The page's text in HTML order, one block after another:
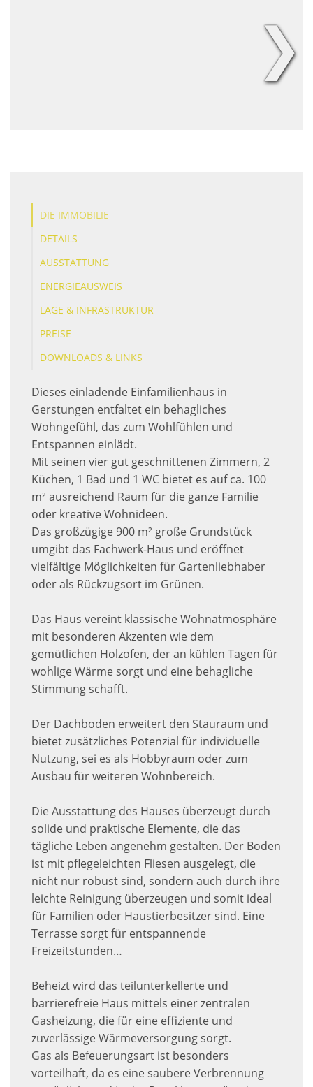
❯
DIE IMMOBILIE
DETAILS
AUSSTATTUNG
ENERGIEAUSWEIS
LAGE & INFRASTRUKTUR
PREISE
DOWNLOADS & LINKS
Dieses einladende Einfamilienhaus in
Gerstungen entfaltet ein behagliches
Wohngefühl, das zum Wohlfühlen und
Entspannen einlädt.
Mit seinen vier gut geschnittenen Zimmern, 2
Küchen, 1 Bad und 1 WC bietet es auf ca. 100
m² ausreichend Raum für die ganze Familie
oder kreative Wohnideen.
Das großzügige 900 m² große Grundstück
umgibt das Fachwerk-Haus und eröffnet
vielfältige Möglichkeiten für Gartenliebhaber
oder als Rückzugsort im Grünen.
Das Haus vereint klassische Wohnatmosphäre
mit besonderen Akzenten wie dem
gemütlichen Holzofen, der an kühlen Tagen für
wohlige Wärme sorgt und eine behagliche
Stimmung schafft.
Der Dachboden erweitert den Stauraum und
bietet zusätzliches Potenzial für individuelle
Nutzung, sei es als Hobbyraum oder zum
Ausbau für weiteren Wohnbereich.
Die Ausstattung des Hauses überzeugt durch
solide und praktische Elemente, die das
tägliche Leben angenehm gestalten. Der Boden
ist mit pflegeleichten Fliesen ausgelegt, die
nicht nur robust sind, sondern auch durch ihre
leichte Reinigung überzeugen und somit ideal
für Familien oder Haustierbesitzer sind. Eine
Terrasse sorgt für entspannende
Freizeitstunden…
Beheizt wird das teilunterkellerte und
barrierefreie Haus mittels einer zentralen
Gasheizung, die für eine effiziente und
zuverlässige Wärmeversorgung sorgt.
Gas als Befeuerungsart ist besonders
vorteilhaft, da es eine saubere Verbrennung